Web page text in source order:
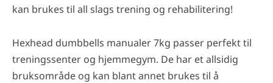
kan brukes til all slags trening og rehabilitering!
Hexhead dumbbells manualer 7kg passer perfekt til
treningssenter og hjemmegym. De har et allsidig
bruksområde og kan blant annet brukes til å